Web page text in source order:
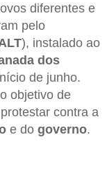
diferentes e
pelo
), instalado ao
dos
de junho.
objetivo de
contra a
e do governo.